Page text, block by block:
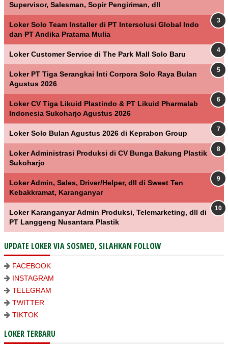
Supervisor, Salesman, Sopir Pengiriman, dll
Loker Solo Team Installer di PT Intersolusi Global Indo
dan PT Andika Pratama Mulia
Loker Customer Service di The Park Mall Solo Baru
Loker PT Tiga Serangkai Inti Corpora Solo Raya Bulan
Agustus 2026
Loker CV Tiga Likuid Plastindo & PT Likuid Pharmalab
Indonesia Sukoharjo Agustus 2026
Loker Solo Bulan Agustus 2026 di Keprabon Group
Loker Administrasi Produksi di CV Bunga Bakung Plastik
Sukoharjo
Loker Admin, Sales, Driver/Helper, dll di Sweet Ten
Kebakkramat, Karanganyar
Loker Karanganyar Admin Produksi, Telemarketing, dll di
PT Langgeng Nusantara Plastik
UPDATE LOKER VIA SOSMED, SILAHKAN FOLLOW
FACEBOOK
INSTAGRAM
TELEGRAM
TWITTER
TIKTOK
LOKER TERBARU